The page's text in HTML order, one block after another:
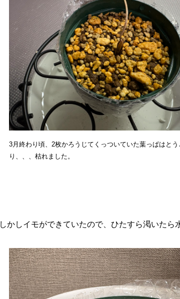
3月終わり頃、2枚かろうじてくっついていた葉っぱはとう
り、、、枯れました。
しかしイモができていたので、ひたすら渇いた